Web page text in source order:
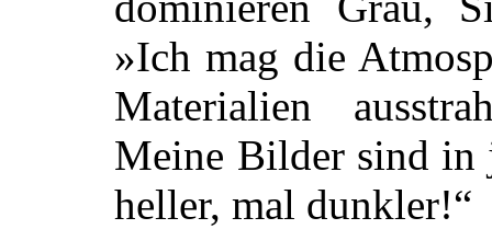
»Ich mag die
Materialien
Meine Bilder sind in
heller, mal dunkler!“